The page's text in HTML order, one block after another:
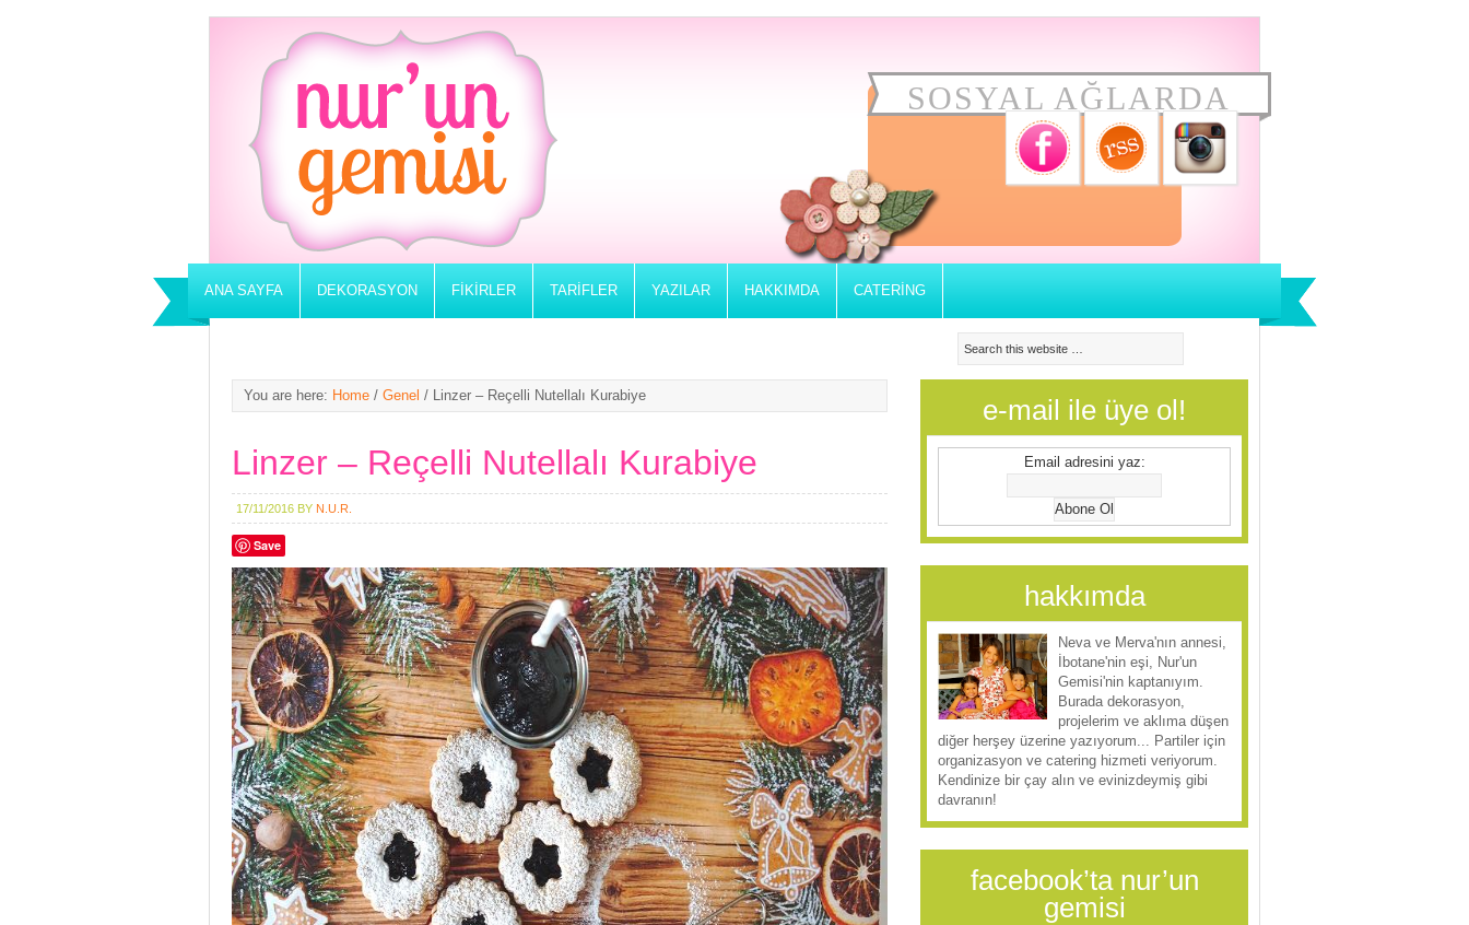
SOSYAL AĞLARDA
ANA SAYFA DEKORASYON FIKIRLER TARIFLER YAZILAR HAKKIMDA CATERING
You are here: Home / Genel / Linzer – Reçelli Nutellalı Kurabiye
Linzer – Reçelli Nutellalı Kurabiye
17/11/2016 BY N.U.R.
Save
e-mail ile üye ol!
Email adresini yaz:
hakkımda
Neva ve Merva'nın annesi,
İbotane'nin eşi, Nur'un
Gemisi'nin kaptanıyım.
Burada dekorasyon,
projelerim ve aklıma düşen
diğer herşey üzerine yazıyorum... Partiler için
organizasyon ve catering hizmeti veriyorum.
Kendinize bir çay alın ve evinizdeymiş gibi
davranın!
facebook’ta nur’un
gemisi